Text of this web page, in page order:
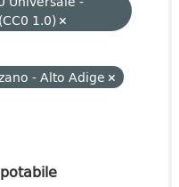
1.0)
- Alto Adige